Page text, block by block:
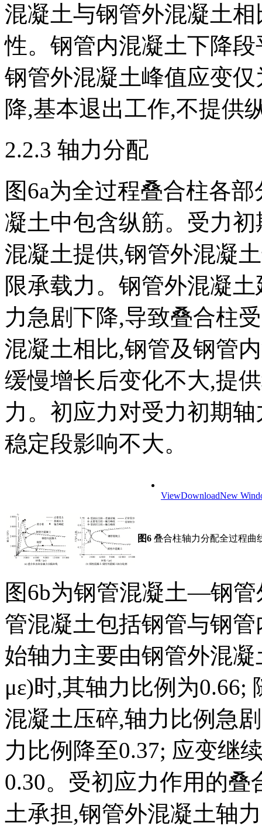
混凝土与钢管外混凝土
性。钢管内混凝土下降段
钢管外混凝土峰值应变
降,基本退出工作,不提供
2.2.3 轴力分配
图6a为全过程叠合柱各
凝土中包含纵筋。受力
混凝土提供,钢管外混凝
限承载力。钢管外混凝
力急剧下降,导致叠合柱
混凝土相比,钢管及钢管
缓慢增长后变化不大,提
力。初应力对受力初期
稳定段影响不大。
ViewDownloadNew
图6 叠合柱轴力分配全过程曲
图6b为钢管混凝土—钢管
管混凝土包括钢管与钢
始轴力主要由钢管外混
με)时,其轴力比例为
混凝土压碎,轴力比例急
力比例降至0.37; 应变继
0.30。受初应力作用的
土承担,钢管外混凝土轴